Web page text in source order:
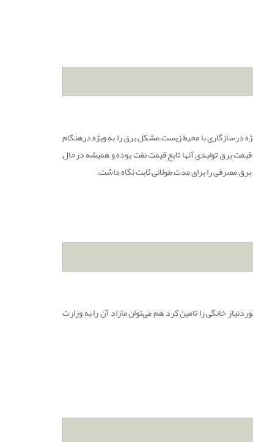
درسازگاری با محیط زیست،مشکل برق را به ویژه درهنگام
برق تولیدی آنها تابع قیمت نفت بوده و همیشه درحال
مصرفی را برای مدت طولانی ثابت نگاه داشت.
خانگی را تامین کرد هم می‌توان مازاد آن را به وزارت